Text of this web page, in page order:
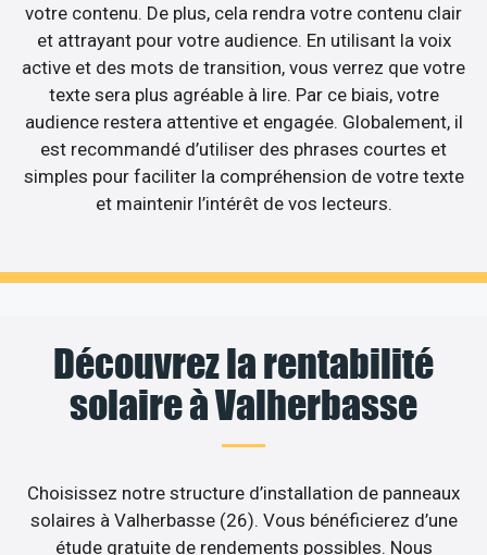
votre contenu. De plus, cela rendra votre contenu clair
et attrayant pour votre audience. En utilisant la voix
active et des mots de transition, vous verrez que votre
texte sera plus agréable à lire. Par ce biais, votre
audience restera attentive et engagée. Globalement, il
est recommandé d’utiliser des phrases courtes et
simples pour faciliter la compréhension de votre texte
et maintenir l’intérêt de vos lecteurs.
Découvrez la rentabilité
solaire à Valherbasse
Choisissez notre structure d’installation de panneaux
solaires à Valherbasse (26). Vous bénéficierez d’une
étude gratuite de rendements possibles. Nous